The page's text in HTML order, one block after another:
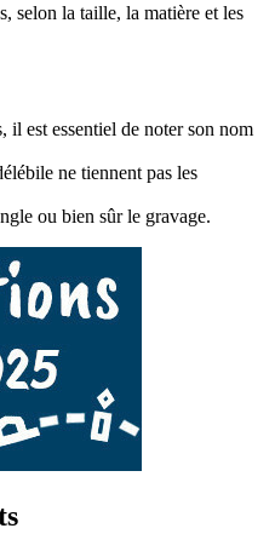
selon la taille, la matière et les
il est essentiel de noter son nom
ne tiennent pas les
ou bien sûr le gravage.